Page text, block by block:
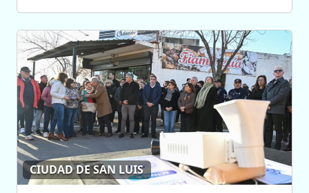
CIUDAD DE SAN LUIS